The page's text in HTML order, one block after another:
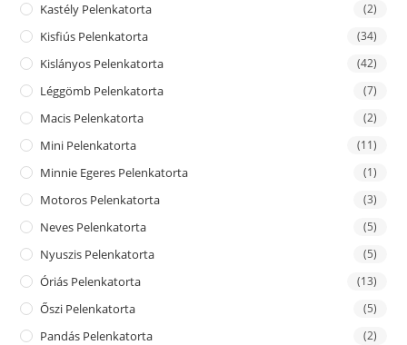
Kastély Pelenkatorta (2)
Kisfiús Pelenkatorta (34)
Kislányos Pelenkatorta (42)
Léggömb Pelenkatorta (7)
Macis Pelenkatorta (2)
Mini Pelenkatorta (11)
Minnie Egeres Pelenkatorta (1)
Motoros Pelenkatorta (3)
Neves Pelenkatorta (5)
Nyuszis Pelenkatorta (5)
Óriás Pelenkatorta (13)
Őszi Pelenkatorta (5)
Pandás Pelenkatorta (2)